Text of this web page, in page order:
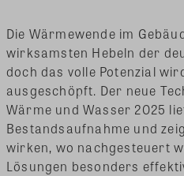
Die Wärmewende im
wirksamsten Hebeln der
doch das volle Potenzial
ausgeschöpft. Der neue
Wärme und Wasser 2025
Bestandsaufnahme und
wirken, wo nachgesteuert
Lösungen besonders